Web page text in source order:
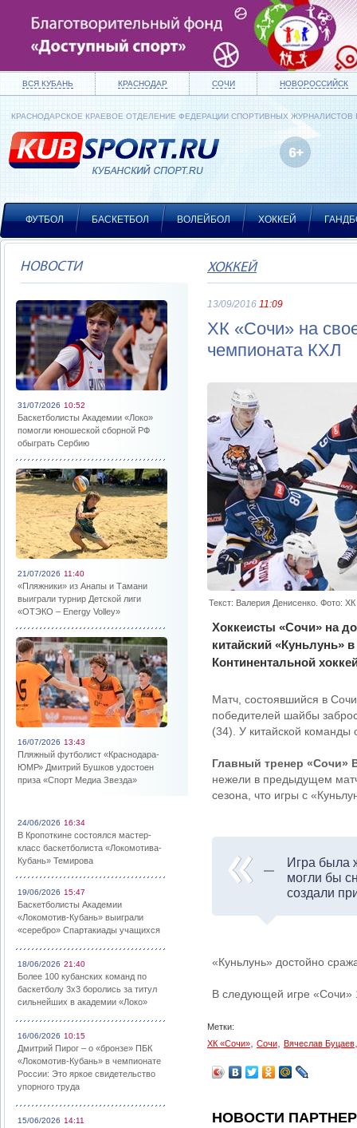
ВСЯ КУБАНЬ КРАСНОДАР СОЧИ НОВОРОССИЙСК
КРАСНОДАРСКОЕ КРАЕВОЕ ОТДЕЛЕНИЕ ФЕДЕРАЦИИ СПОРТИВНЫХ ЖУРНАЛИСТОВ
ФУТБОЛ БАСКЕТБОЛ ВОЛЕЙБОЛ ХОККЕЙ
НОВОСТИ
31/07/2026 10:52
Баскетболисты Академии «Локо»
помогли юношеской сборной РФ
обыграть Сербию
21/07/2026 11:40
«Пляжники» из Анапы и Тамани
выиграли турнир Детской лиги
«ОТЭКО – Energy Volley»
16/07/2026 13:43
Пляжный футболист «Краснодара-
ЮМР» Дмитрий Бушков удостоен
приза «Спорт Медиа Звезда»
24/06/2026 16:34
В Кропоткине состоялся мастер-
класс баскетболиста «Локомотива-
Кубань» Темирова
19/06/2026 15:47
Баскетболисты Академии
«Локомотив-Кубань» выиграли
«серебро» Спартакиады учащихся
18/06/2026 21:40
Более 100 кубанских команд по
баскетболу 3х3 боролись за титул
сильнейших в академии «Локо»
16/06/2026 10:15
Дмитрий Пирог – о «бронзе» ПБК
«Локомотив-Кубань» в чемпионате
России: Это яркое свидетельство
упорного труда
15/06/2026 14:11
ХОККЕЙ
13/09/2016 11:09
ХК «Сочи» на
чемпионата КХЛ
Текст: Валерия Денисенко. Фото:
Хоккеисты «Сочи» на
китайский «Куньлунь»
Континентальной
Матч, состоявшийся в
победителей шайбы
(34). У китайской команды
Главный тренер «Сочи»
нежели в предыдущем
сезона, что игры с
Игра была
могли бы
создали
«Куньлунь» достойно
В следующей игре «Сочи»
Метки:
ХК «Сочи»
Сочи Вячеслав Буцаев
НОВОСТИ